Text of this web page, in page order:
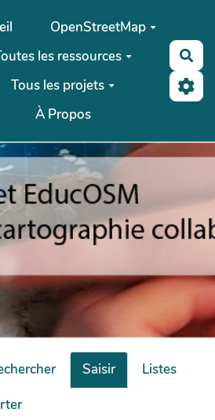
OpenStreetMap
les ressources
Tous les projets
À Propos
Saisir
Listes